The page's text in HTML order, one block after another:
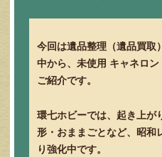
今回は遺品整理（遺品買取
中から、未使用 キャネロ
ご紹介です。
環七ホビーでは、起き上が
形・おままごとなど、昭和
り強化中です。